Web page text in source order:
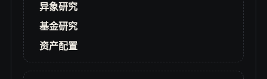
异象研究
基金研究
资产配置